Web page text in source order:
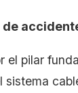
de
el pilar
sistema